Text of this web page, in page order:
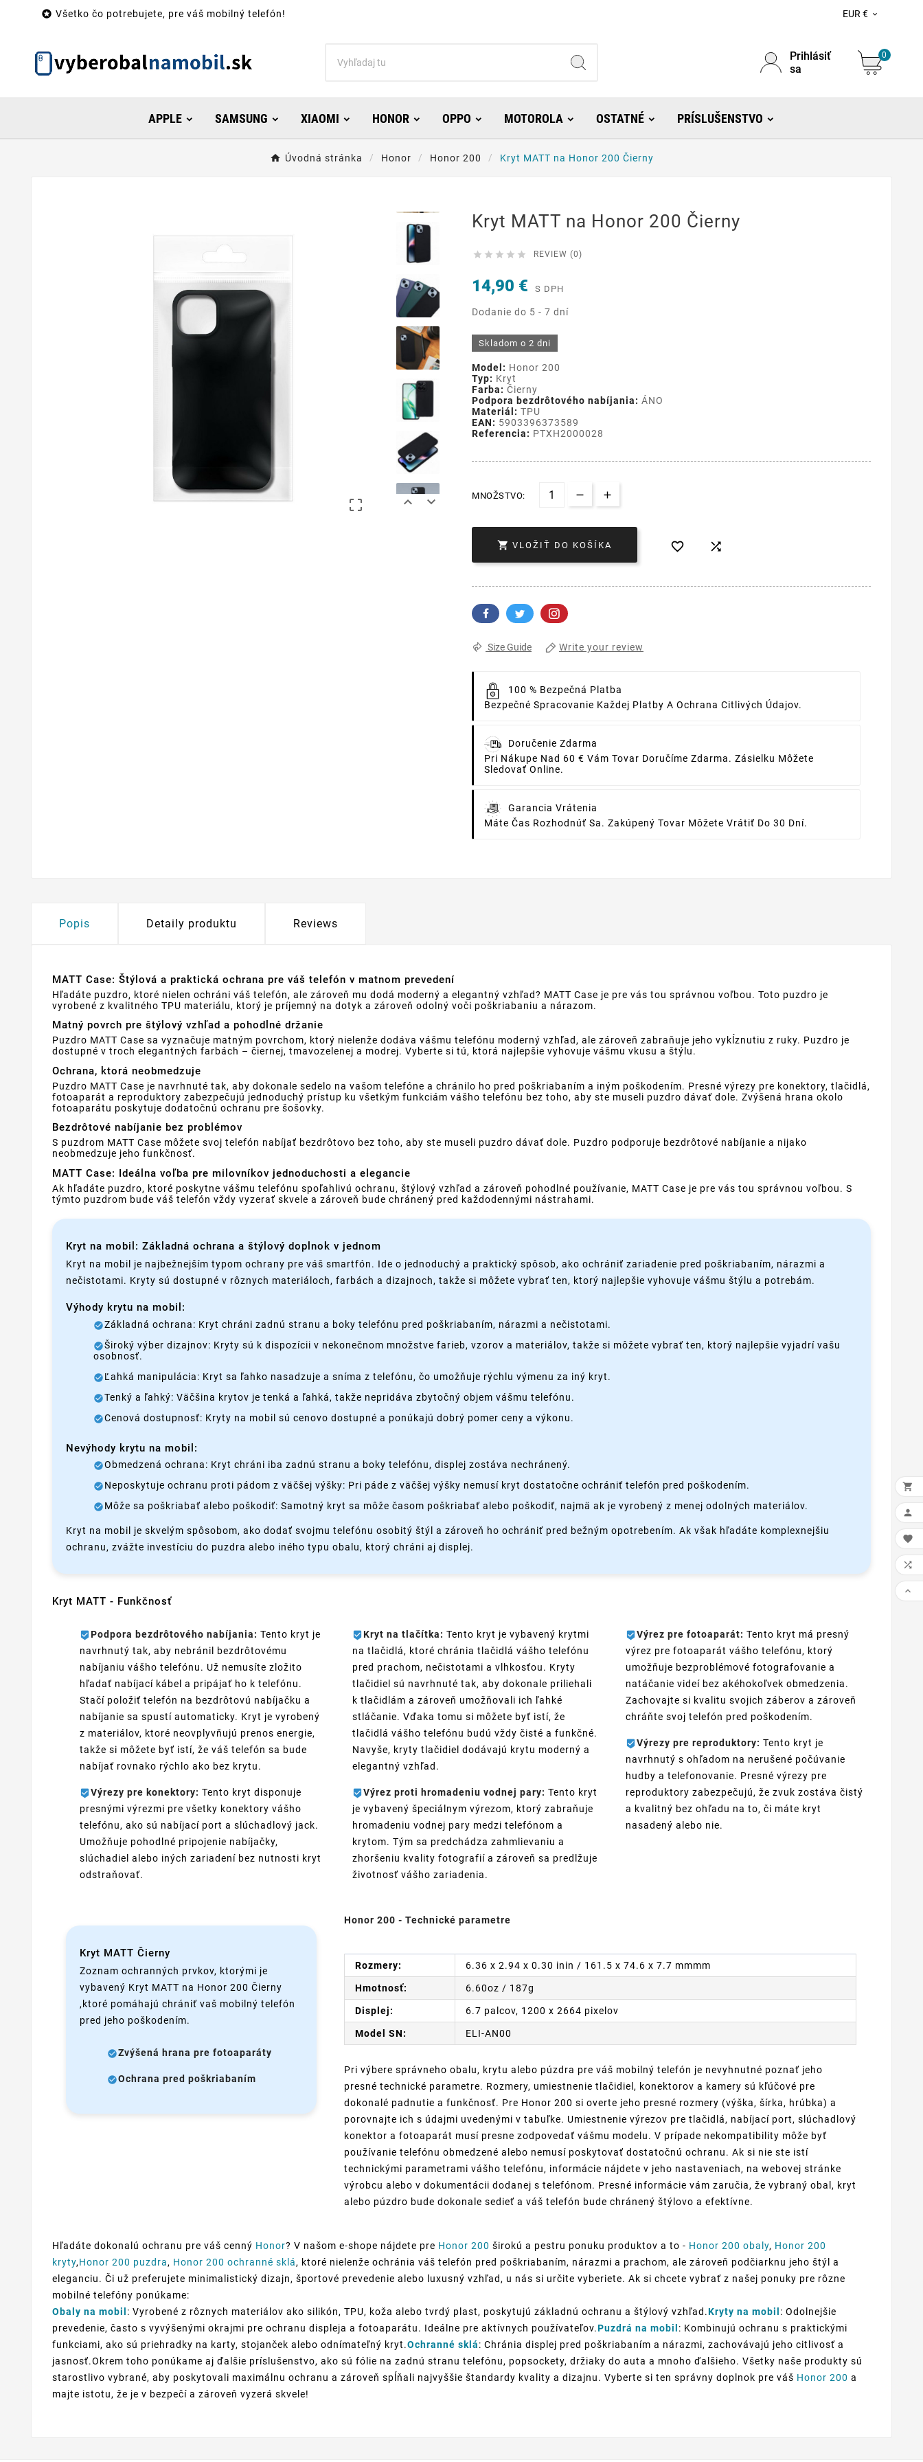
 Všetko čo potrebujete, pre váš mobilný telefón! EUR € 
Prihlásiť
sa
0
APPLE SAMSUNG XIAOMI HONOR OPPO MOTOROLA OSTATNÉ PRÍSLUŠENSTVO
Úvodná stránka Honor Honor 200 Kryt MATT na Honor 200 Čierny
  
Kryt MATT na Honor 200 Čierny
     REVIEW (0)
14,90 € S DPH
Dodanie do 5 - 7 dní
Skladom o 2 dni
Model: Honor 200
Typ: Kryt
Farba: Čierny
Podpora bezdrôtového nabíjania: ÁNO
Materiál: TPU
EAN: 5903396373589
Referencia: PTXH2000028
MNOŽSTVO:
 VLOŽIŤ DO KOŠÍKA  
Size Guide Write your review
100 % Bezpečná Platba
Bezpečné Spracovanie Každej Platby A Ochrana Citlivých Údajov.
Doručenie Zdarma
Pri Nákupe Nad 60 € Vám Tovar Doručíme Zdarma. Zásielku Môžete
Sledovať Online.
Garancia Vrátenia
Máte Čas Rozhodnúť Sa. Zakúpený Tovar Môžete Vrátiť Do 30 Dní.
Popis Detaily produktu Reviews
MATT Case: Štýlová a praktická ochrana pre váš telefón v matnom prevedení
Hľadáte puzdro, ktoré nielen ochráni váš telefón, ale zároveň mu dodá moderný a elegantný vzhľad? MATT Case je pre vás tou správnou voľbou. Toto puzdro je
vyrobené z kvalitného TPU materiálu, ktorý je príjemný na dotyk a zároveň odolný voči poškriabaniu a nárazom.
Matný povrch pre štýlový vzhľad a pohodlné držanie
Puzdro MATT Case sa vyznačuje matným povrchom, ktorý nielenže dodáva vášmu telefónu moderný vzhľad, ale zároveň zabraňuje jeho vykĺznutiu z ruky. Puzdro je
dostupné v troch elegantných farbách – čiernej, tmavozelenej a modrej. Vyberte si tú, ktorá najlepšie vyhovuje vášmu vkusu a štýlu.
Ochrana, ktorá neobmedzuje
Puzdro MATT Case je navrhnuté tak, aby dokonale sedelo na vašom telefóne a chránilo ho pred poškriabaním a iným poškodením. Presné výrezy pre konektory, tlačidlá,
fotoaparát a reproduktory zabezpečujú jednoduchý prístup ku všetkým funkciám vášho telefónu bez toho, aby ste museli puzdro dávať dole. Zvýšená hrana okolo
fotoaparátu poskytuje dodatočnú ochranu pre šošovky.
Bezdrôtové nabíjanie bez problémov
S puzdrom MATT Case môžete svoj telefón nabíjať bezdrôtovo bez toho, aby ste museli puzdro dávať dole. Puzdro podporuje bezdrôtové nabíjanie a nijako
neobmedzuje jeho funkčnosť.
MATT Case: Ideálna voľba pre milovníkov jednoduchosti a elegancie
Ak hľadáte puzdro, ktoré poskytne vášmu telefónu spoľahlivú ochranu, štýlový vzhľad a zároveň pohodlné používanie, MATT Case je pre vás tou správnou voľbou. S
týmto puzdrom bude váš telefón vždy vyzerať skvele a zároveň bude chránený pred každodennými nástrahami.
Kryt na mobil: Základná ochrana a štýlový doplnok v jednom
Kryt na mobil je najbežnejším typom ochrany pre váš smartfón. Ide o jednoduchý a praktický spôsob, ako ochrániť zariadenie pred poškriabaním, nárazmi a
nečistotami. Kryty sú dostupné v rôznych materiáloch, farbách a dizajnoch, takže si môžete vybrať ten, ktorý najlepšie vyhovuje vášmu štýlu a potrebám.
Výhody krytu na mobil:
Základná ochrana: Kryt chráni zadnú stranu a boky telefónu pred poškriabaním, nárazmi a nečistotami.
Široký výber dizajnov: Kryty sú k dispozícii v nekonečnom množstve farieb, vzorov a materiálov, takže si môžete vybrať ten, ktorý najlepšie vyjadrí vašu
osobnosť.
Ľahká manipulácia: Kryt sa ľahko nasadzuje a sníma z telefónu, čo umožňuje rýchlu výmenu za iný kryt.
Tenký a ľahký: Väčšina krytov je tenká a ľahká, takže nepridáva zbytočný objem vášmu telefónu.
Cenová dostupnosť: Kryty na mobil sú cenovo dostupné a ponúkajú dobrý pomer ceny a výkonu.
Nevýhody krytu na mobil:
Obmedzená ochrana: Kryt chráni iba zadnú stranu a boky telefónu, displej zostáva nechránený.
Neposkytuje ochranu proti pádom z väčšej výšky: Pri páde z väčšej výšky nemusí kryt dostatočne ochrániť telefón pred poškodením.
Môže sa poškriabať alebo poškodiť: Samotný kryt sa môže časom poškriabať alebo poškodiť, najmä ak je vyrobený z menej odolných materiálov.
Kryt na mobil je skvelým spôsobom, ako dodať svojmu telefónu osobitý štýl a zároveň ho ochrániť pred bežným opotrebením. Ak však hľadáte komplexnejšiu
ochranu, zvážte investíciu do puzdra alebo iného typu obalu, ktorý chráni aj displej.
Kryt MATT - Funkčnosť
Podpora bezdrôtového nabíjania: Tento kryt je
navrhnutý tak, aby nebránil bezdrôtovému
nabíjaniu vášho telefónu. Už nemusíte zložito
hľadať nabíjací kábel a pripájať ho k telefónu.
Stačí položiť telefón na bezdrôtovú nabíjačku a
nabíjanie sa spustí automaticky. Kryt je vyrobený
z materiálov, ktoré neovplyvňujú prenos energie,
takže si môžete byť istí, že váš telefón sa bude
nabíjať rovnako rýchlo ako bez krytu.
Výrezy pre konektory: Tento kryt disponuje
presnými výrezmi pre všetky konektory vášho
telefónu, ako sú nabíjací port a slúchadlový jack.
Umožňuje pohodlné pripojenie nabíjačky,
slúchadiel alebo iných zariadení bez nutnosti kryt
odstraňovať.
Kryt na tlačítka: Tento kryt je vybavený krytmi
na tlačidlá, ktoré chránia tlačidlá vášho telefónu
pred prachom, nečistotami a vlhkosťou. Kryty
tlačidiel sú navrhnuté tak, aby dokonale priliehali
k tlačidlám a zároveň umožňovali ich ľahké
stláčanie. Vďaka tomu si môžete byť istí, že
tlačidlá vášho telefónu budú vždy čisté a funkčné.
Navyše, kryty tlačidiel dodávajú krytu moderný a
elegantný vzhľad.
Výrez proti hromadeniu vodnej pary: Tento kryt
je vybavený špeciálnym výrezom, ktorý zabraňuje
hromadeniu vodnej pary medzi telefónom a
krytom. Tým sa predchádza zahmlievaniu a
zhoršeniu kvality fotografií a zároveň sa predlžuje
životnosť vášho zariadenia.
Výrez pre fotoaparát: Tento kryt má presný
výrez pre fotoaparát vášho telefónu, ktorý
umožňuje bezproblémové fotografovanie a
natáčanie videí bez akéhokoľvek obmedzenia.
Zachovajte si kvalitu svojich záberov a zároveň
chráňte svoj telefón pred poškodením.
Výrezy pre reproduktory: Tento kryt je
navrhnutý s ohľadom na nerušené počúvanie
hudby a telefonovanie. Presné výrezy pre
reproduktory zabezpečujú, že zvuk zostáva čistý
a kvalitný bez ohľadu na to, či máte kryt
nasadený alebo nie.
Kryt MATT Čierny
Zoznam ochranných prvkov, ktorými je
vybavený Kryt MATT na Honor 200 Čierny
,ktoré pomáhajú chrániť vaš mobilný telefón
pred jeho poškodením.
Zvýšená hrana pre fotoaparáty
Ochrana pred poškriabaním
Honor 200 - Technické parametre
Rozmery: 6.36 x 2.94 x 0.30 inin / 161.5 x 74.6 x 7.7 mmmm
Hmotnosť: 6.60oz / 187g
Displej: 6.7 palcov, 1200 x 2664 pixelov
Model SN: ELI-AN00
Pri výbere správneho obalu, krytu alebo púzdra pre váš mobilný telefón je nevyhnutné poznať jeho
presné technické parametre. Rozmery, umiestnenie tlačidiel, konektorov a kamery sú kľúčové pre
dokonalé padnutie a funkčnosť. Pre Honor 200 si overte jeho presné rozmery (výška, šírka, hrúbka) a
porovnajte ich s údajmi uvedenými v tabuľke. Umiestnenie výrezov pre tlačidlá, nabíjací port, slúchadlový
konektor a fotoaparát musí presne zodpovedať vášmu modelu. V prípade nekompatibility môže byť
používanie telefónu obmedzené alebo nemusí poskytovať dostatočnú ochranu. Ak si nie ste istí
technickými parametrami vášho telefónu, informácie nájdete v jeho nastaveniach, na webovej stránke
výrobcu alebo v dokumentácii dodanej s telefónom. Presné informácie vám zaručia, že vybraný obal, kryt
alebo púzdro bude dokonale sedieť a váš telefón bude chránený štýlovo a efektívne.
Hľadáte dokonalú ochranu pre váš cenný Honor? V našom e-shope nájdete pre Honor 200 širokú a pestru ponuku produktov a to - Honor 200 obaly, Honor 200
kryty,Honor 200 puzdra, Honor 200 ochranné sklá, ktoré nielenže ochránia váš telefón pred poškriabaním, nárazmi a prachom, ale zároveň podčiarknu jeho štýl a
eleganciu. Či už preferujete minimalistický dizajn, športové prevedenie alebo luxusný vzhľad, u nás si určite vyberiete. Ak si chcete vybrať z našej ponuky pre rôzne
mobilné telefóny ponúkame:
Obaly na mobil : Vyrobené z rôznych materiálov ako silikón, TPU, koža alebo tvrdý plast, poskytujú základnú ochranu a štýlový vzhľad.Kryty na mobil : Odolnejšie
prevedenie, často s vyvýšenými okrajmi pre ochranu displeja a fotoaparátu. Ideálne pre aktívnych používateľov.Puzdrá na mobil : Kombinujú ochranu s praktickými
funkciami, ako sú priehradky na karty, stojanček alebo odnímateľný kryt.Ochranné sklá: Chránia displej pred poškriabaním a nárazmi, zachovávajú jeho citlivosť a
jasnosť.Okrem toho ponúkame aj ďalšie príslušenstvo, ako sú fólie na zadnú stranu telefónu, popsockety, držiaky do auta a mnoho ďalšieho. Všetky naše produkty sú
starostlivo vybrané, aby poskytovali maximálnu ochranu a zároveň spĺňali najvyššie štandardy kvality a dizajnu. Vyberte si ten správny doplnok pre váš Honor 200 a
majte istotu, že je v bezpečí a zároveň vyzerá skvele!




